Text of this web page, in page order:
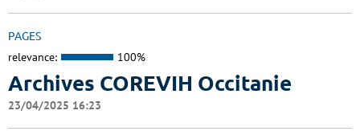
PAGES
relevance: 100%
Archives COREVIH Occitanie
23/04/2025 16:23